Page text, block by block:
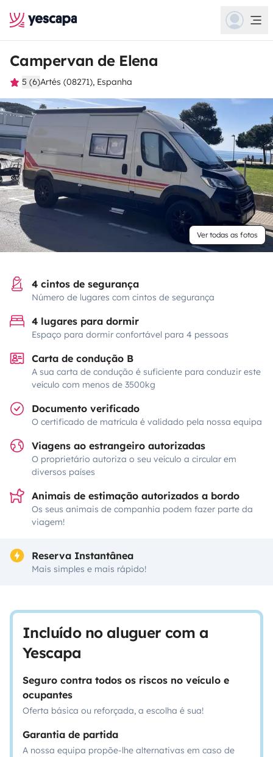
Campervan de Elena
5 (6)Artés (08271), Espanha
Ver todas as fotos
4 cintos de segurança
Número de lugares com cintos de segurança
4 lugares para dormir
Espaço para dormir confortável para 4 pessoas
Carta de condução B
A sua carta de condução é suficiente para conduzir este
veículo com menos de 3500kg
Documento verificado
O certificado de matrícula é validado pela nossa equipa
Viagens ao estrangeiro autorizadas
O proprietário autoriza o seu veículo a circular em
diversos países
Animais de estimação autorizados a bordo
Os seus animais de companhia podem fazer parte da
viagem!
Reserva Instantânea
Mais simples e mais rápido!
Incluído no aluguer com a
Yescapa
Seguro contra todos os riscos no veículo e
ocupantes
Oferta básica ou reforçada, a escolha é sua!
Garantia de partida
A nossa equipa propõe-lhe alternativas em caso de